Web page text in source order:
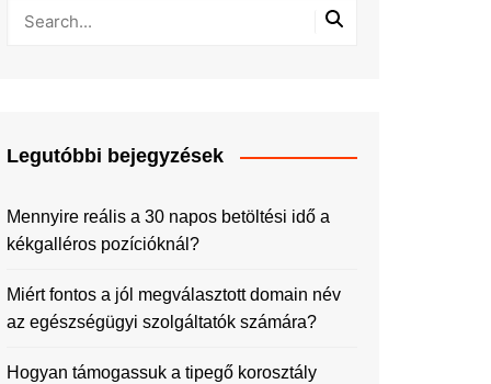
Legutóbbi bejegyzések
Mennyire reális a 30 napos betöltési idő a
kékgalléros pozícióknál?
Miért fontos a jól megválasztott domain név
az egészségügyi szolgáltatók számára?
Hogyan támogassuk a tipegő korosztály